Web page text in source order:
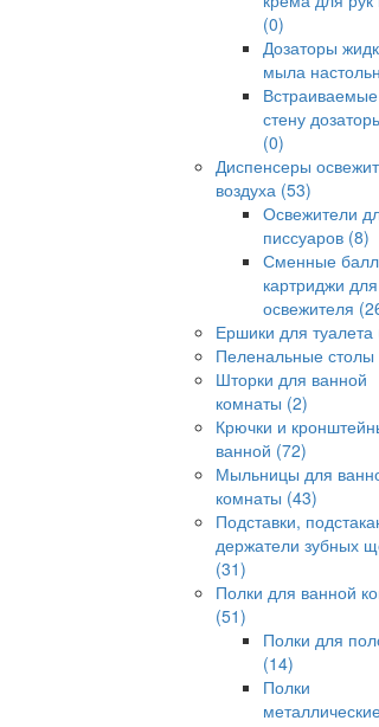
(0)
Дозаторы
мыла
стену
(0)
Диспенсеры
воздуха (53)
Освежители
писсуаров (8)
Сменные
картриджи для
освежителя
Ершики для туалета
Пеленальные столы
Шторки для ванной
комнаты (2)
Крючки и
ванной (72)
Мыльницы для
комнаты (43)
Подставки,
держатели зубных
(31)
Полки для ванной
(51)
Полки для
(14)
Полки